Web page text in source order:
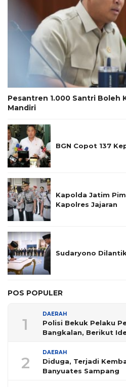
Pesantren 1.000 Santri Boleh
Mandiri
BGN Copot 137
Kapolda Jatim
Kapolres Jajaran
Sudaryono
POS POPULER
1
DAERAH
Polisi Bekuk Pelaku
Bangkalan, Berikut
2
DAERAH
Diduga, Terjadi
Banyuates Sampang